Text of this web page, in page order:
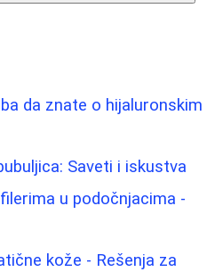
da znate o hijaluronskim
Saveti i iskustva
u podočnjacima -
kože - Rešenja za